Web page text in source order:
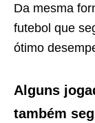
Da mesma
futebol que
ótimo
Alguns
também